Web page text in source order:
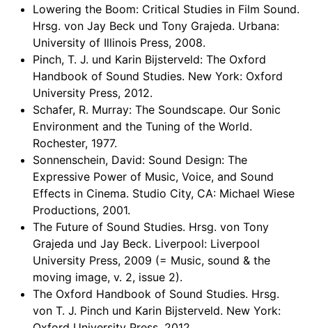
Lowering the Boom: Critical Studies in Film Sound.
Hrsg. von Jay Beck und Tony Grajeda. Urbana:
University of Illinois Press, 2008.
Pinch, T. J. und Karin Bijsterveld: The Oxford
Handbook of Sound Studies. New York: Oxford
University Press, 2012.
Schafer, R. Murray: The Soundscape. Our Sonic
Environment and the Tuning of the World.
Rochester, 1977.
Sonnenschein, David: Sound Design: The
Expressive Power of Music, Voice, and Sound
Effects in Cinema. Studio City, CA: Michael Wiese
Productions, 2001.
The Future of Sound Studies. Hrsg. von Tony
Grajeda und Jay Beck. Liverpool: Liverpool
University Press, 2009 (= Music, sound & the
moving image, v. 2, issue 2).
The Oxford Handbook of Sound Studies. Hrsg.
von T. J. Pinch und Karin Bijsterveld. New York: